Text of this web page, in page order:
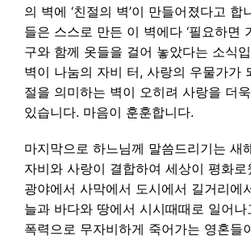
의 벽에 ‘친절의 벽’이 만들어졌다고 합
들은 스스로 만든 이 벽에다 ‘필요하면
구와 함께 옷들을 걸어 놓았다는 소식
벽이 나눔의 자비 터, 사랑의 우물가가
절을 의미하는 벽이 오히려 사랑을 더
있습니다. 마음이 훈훈합니다.
마지막으로 하느님께 말씀드리기는 새
자비와 사랑이 결합하여 세상이 평화로
광야에서 사막에서 도시에서 길거리에
늘과 바다와 땅에서 시시때때로 일어
폭력으로 무자비하게 죽어가는 영혼들